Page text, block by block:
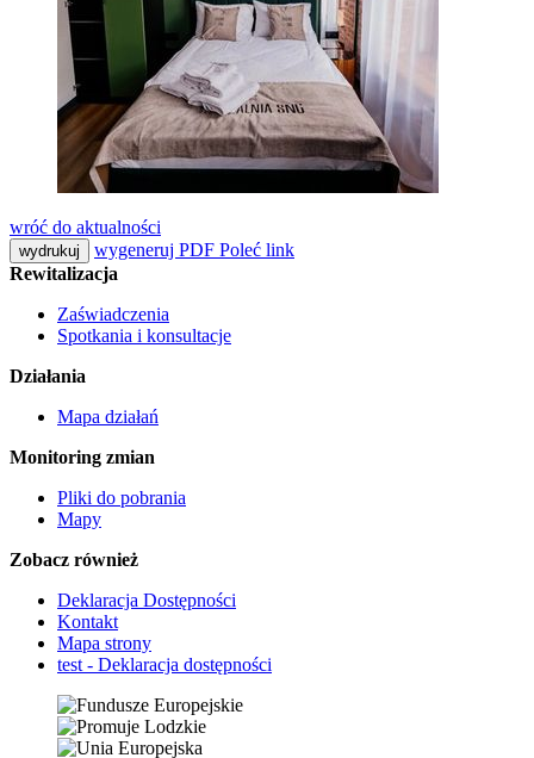
wróć do aktualności
wydrukuj wygeneruj PDF Poleć link
Rewitalizacja
Zaświadczenia
Spotkania i konsultacje
Działania
Mapa działań
Monitoring zmian
Pliki do pobrania
Mapy
Zobacz również
Deklaracja Dostępności
Kontakt
Mapa strony
test - Deklaracja dostępności